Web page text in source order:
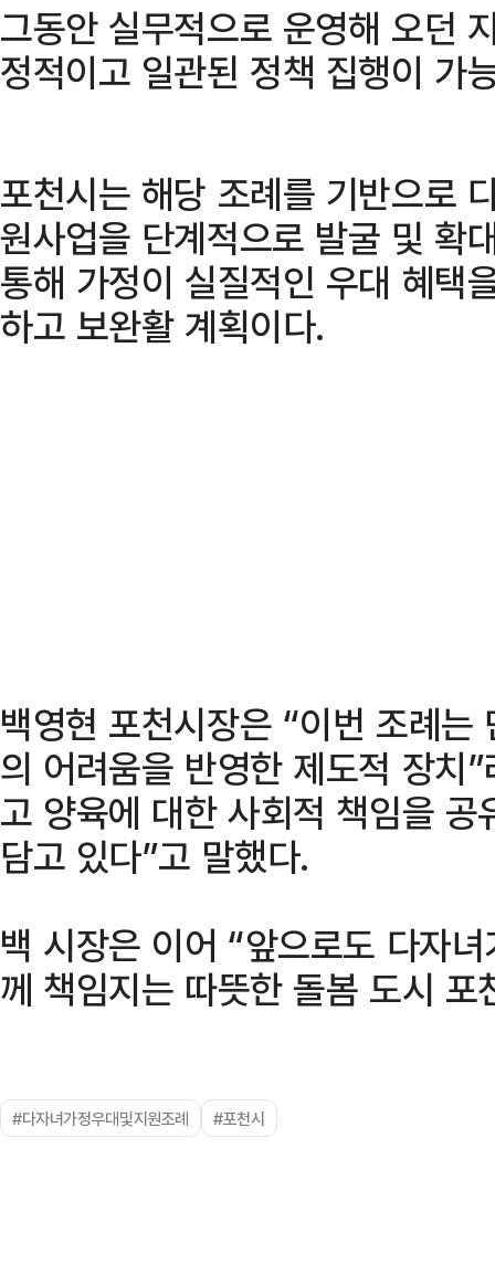
그동안 실무적으로 운영해 오던
정적이고 일관된 정책 집행이 가
포천시는 해당 조례를 기반으로
원사업을 단계적으로 발굴 및 확
통해 가정이 실질적인 우대 혜택
하고 보완활 계획이다.
백영현 포천시장은 “이번 조례
의 어려움을 반영한 제도적 장치
고 양육에 대한 사회적 책임을
담고 있다”고 말했다.
백 시장은 이어 “앞으로도 다자
께 책임지는 따뜻한 돌봄 도시 포
#다자녀가정우대및지원조례 #포천시